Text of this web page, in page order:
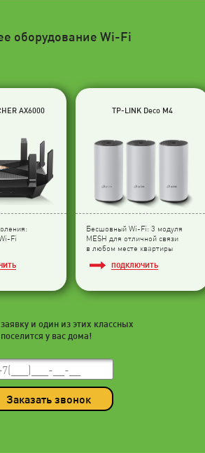
оборудование Wi-Fi
AX6000
Fi
TP-LINK Deco M4
Бесшовный Wi-Fi: 3 модуля
МESH для отличной связи
в любом месте квартиры
ПОДКЛЮЧИТЬ
и один из этих классных
у вас дома!
Заказать звонок